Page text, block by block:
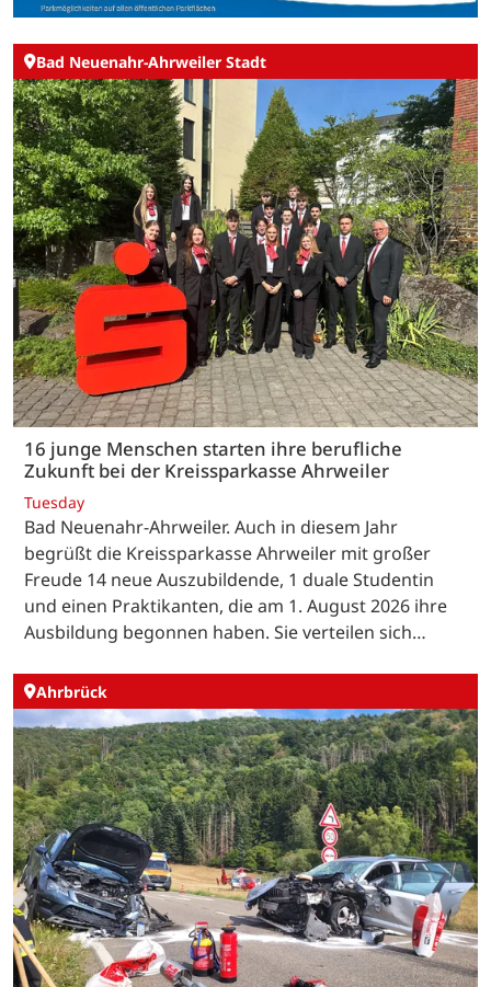
Bad Neuenahr-Ahrweiler Stadt
16 junge Menschen starten ihre berufliche
Zukunft bei der Kreissparkasse Ahrweiler
Tuesday
Bad Neuenahr-Ahrweiler. Auch in diesem Jahr
begrüßt die Kreissparkasse Ahrweiler mit großer
Freude 14 neue Auszubildende, 1 duale Studentin
und einen Praktikanten, die am 1. August 2026 ihre
Ausbildung begonnen haben. Sie verteilen sich…
Ahrbrück